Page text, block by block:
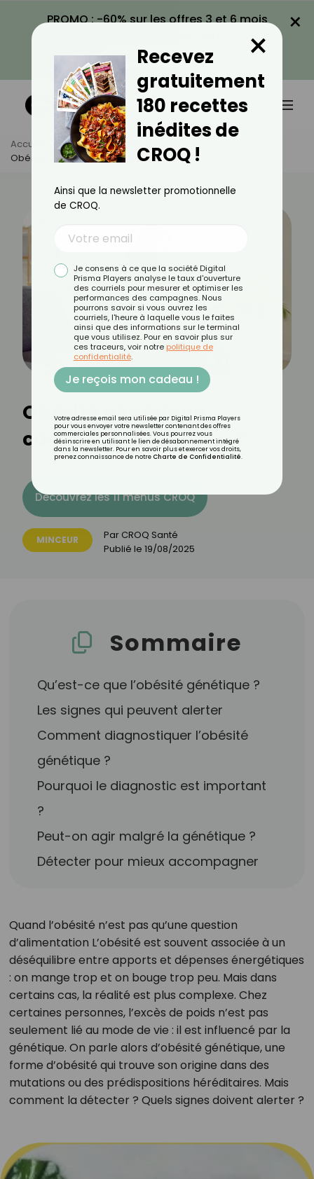
PROMO : -60% sur les offres 3 et 6 mois
VOIR LA PROMO
×
Accueil Actus
Minceur
Obésité Génétique : Comment La Détecter ?
Obésité génétique :
comment la détecter ?
Découvrez les 11 menus CROQ
MINCEUR Par CROQ Santé
Publié le 19/08/2025
Sommaire
Qu’est-ce que l’obésité génétique ?
Les signes qui peuvent alerter
Comment diagnostiquer l’obésité
génétique ?
Pourquoi le diagnostic est important
?
Peut-on agir malgré la génétique ?
Détecter pour mieux accompagner
Quand l’obésité n’est pas qu’une question
d’alimentation L’obésité est souvent associée à un
déséquilibre entre apports et dépenses énergétiques
: on mange trop et on bouge trop peu. Mais dans
certains cas, la réalité est plus complexe. Chez
certaines personnes, l’excès de poids n’est pas
seulement lié au mode de vie : il est influencé par la
génétique. On parle alors d’obésité génétique, une
forme d’obésité qui trouve son origine dans des
mutations ou des prédispositions héréditaires. Mais
comment la détecter ? Quels signes doivent alerter ?
Recevez
gratuitement
180 recettes
inédites de
CROQ !
×
Ainsi que la newsletter promotionnelle
de CROQ.
Je consens à ce que la société Digital
Prisma Players analyse le taux d'ouverture
des courriels pour mesurer et optimiser les
performances des campagnes. Nous
pourrons savoir si vous ouvrez les
courriels, l'heure à laquelle vous le faites
ainsi que des informations sur le terminal
que vous utilisez. Pour en savoir plus sur
ces traceurs, voir notre politique de
confidentialité.
Je reçois mon cadeau !
Votre adresse email sera utilisée par Digital Prisma Players
pour vous envoyer votre newsletter contenant des offres
commerciales personnalisées. Vous pourrez vous
désinscrire en utilisant le lien de désabonnement intégré
dans la newsletter. Pour en savoir plus et exercer vos droits,
prenez connaissance de notre Charte de Confidentialité.